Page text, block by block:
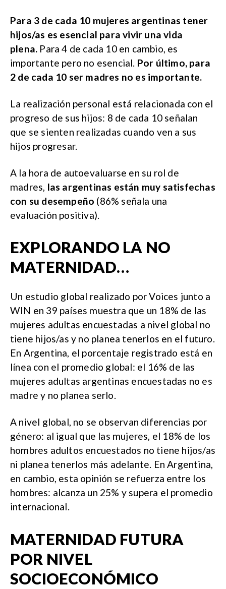
Para 3 de cada 10 mujeres argentinas tener
hijos/as es esencial para vivir una vida
plena. Para 4 de cada 10 en cambio, es
importante pero no esencial. Por último, para
2 de cada 10 ser madres no es importante.
La realización personal está relacionada con el
progreso de sus hijos: 8 de cada 10 señalan
que se sienten realizadas cuando ven a sus
hijos progresar.
A la hora de autoevaluarse en su rol de
madres, las argentinas están muy satisfechas
con su desempeño (86% señala una
evaluación positiva).
EXPLORANDO LA NO
MATERNIDAD…
Un estudio global realizado por Voices junto a
WIN en 39 países muestra que un 18% de las
mujeres adultas encuestadas a nivel global no
tiene hijos/as y no planea tenerlos en el futuro.
En Argentina, el porcentaje registrado está en
línea con el promedio global: el 16% de las
mujeres adultas argentinas encuestadas no es
madre y no planea serlo.
A nivel global, no se observan diferencias por
género: al igual que las mujeres, el 18% de los
hombres adultos encuestados no tiene hijos/as
ni planea tenerlos más adelante. En Argentina,
en cambio, esta opinión se refuerza entre los
hombres: alcanza un 25% y supera el promedio
internacional.
MATERNIDAD FUTURA
POR NIVEL
SOCIOECONÓMICO